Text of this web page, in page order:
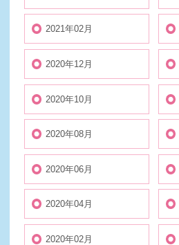
2021年02月
2020年12月
2020年10月
2020年08月
2020年06月
2020年04月
2020年02月